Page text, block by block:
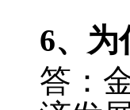
6、为
答：